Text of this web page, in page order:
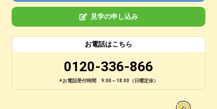
見学の申し込み
お電話はこちら
0120-336-866
※お電話受付時間 9:00～18:00（日曜定休）